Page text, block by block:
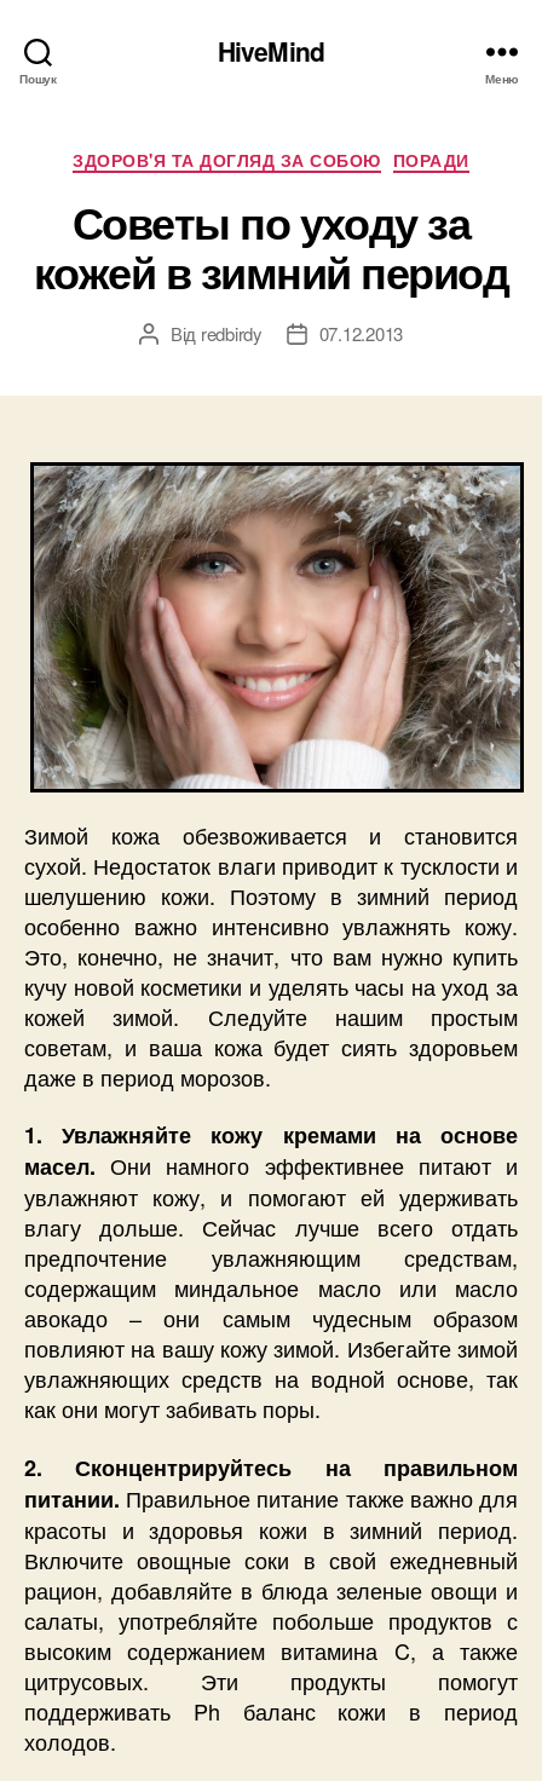
Пошук
HiveMind
Меню
Категорії
ЗДОРОВ'Я ТА ДОГЛЯД ЗА СОБОЮ ПОРАДИ
Советы по уходу за
кожей в зимний период
Автор
Від redbirdy
Дата07.12.2013
Зимой кожа обезвоживается и становится
сухой. Недостаток влаги приводит к тусклости и
шелушению кожи. Поэтому в зимний период
особенно важно интенсивно увлажнять кожу.
Это, конечно, не значит, что вам нужно купить
кучу новой косметики и уделять часы на уход за
кожей зимой. Следуйте нашим простым
советам, и ваша кожа будет сиять здоровьем
даже в период морозов.
1. Увлажняйте кожу кремами на основе
масел. Они намного эффективнее питают и
увлажняют кожу, и помогают ей удерживать
влагу дольше. Сейчас лучше всего отдать
предпочтение увлажняющим средствам,
содержащим миндальное масло или масло
авокадо – они самым чудесным образом
повлияют на вашу кожу зимой. Избегайте зимой
увлажняющих средств на водной основе, так
как они могут забивать поры.
2. Сконцентрируйтесь на правильном
питании. Правильное питание также важно для
красоты и здоровья кожи в зимний период.
Включите овощные соки в свой ежедневный
рацион, добавляйте в блюда зеленые овощи и
салаты, употребляйте побольше продуктов с
высоким содержанием витамина C, а также
цитрусовых. Эти продукты помогут
поддерживать Ph баланс кожи в период
холодов.